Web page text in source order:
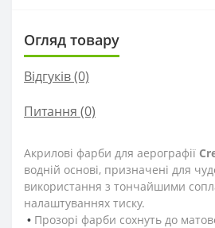
Огляд товару
Відгуків (0)
Питання (0)
Акрилові фарби для аерографії
водній основі, призначені для
використання з тончайшими
налаштуваннях тиску.
• Прозорі фарби сохнуть до